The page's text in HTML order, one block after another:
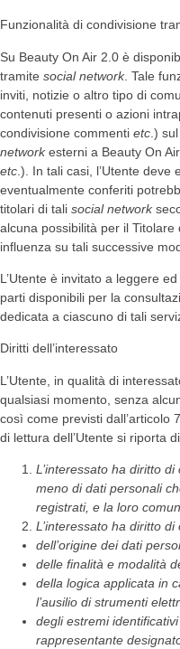
Funzionalità di condivisione
Su Beauty On Air 2.0 è
tramite social network. Tale
inviti, notizie o altro tipo di
contenuti presenti o azioni
condivisione commenti etc .)
networkesterni a Beauty On
etc .). In tali casi, l’Utente
eventualmente conferiti
titolari di tali social network
alcuna possibilità per il
influenza su tali successive
L’Utente è invitato a leggere
parti disponibili per la
dedicata a ciascuno di tali
Diritti dell’interessato
L’Utente, in qualità di
qualsiasi momento, senza
così come previsti dall’articolo
di lettura dell’Utente si riporta
L’interessato ha diritto
meno di dati personali
registrati, e la loro
L’interessato ha diritto di
dell’origine dei dati
delle finalità e modalità
della logica applicata in
l’ausilio di strumenti
degli estremi
rappresentante